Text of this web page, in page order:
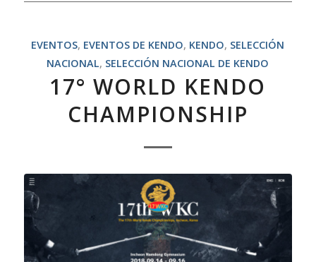
EVENTOS, EVENTOS DE KENDO, KENDO, SELECCIÓN
NACIONAL, SELECCIÓN NACIONAL DE KENDO
17° WORLD KENDO
CHAMPIONSHIP